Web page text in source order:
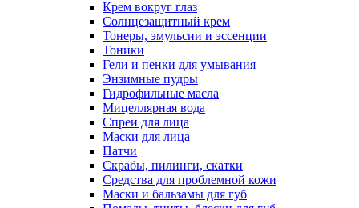
Крем вокруг глаз
Солнцезащитный крем
Тонеры, эмульсии и эссенции
Тоники
Гели и пенки для умывания
Энзимные пудры
Гидрофильные масла
Мицеллярная вода
Спреи для лица
Маски для лица
Патчи
Скрабы, пилинги, скатки
Средства для проблемной кожи
Маски и бальзамы для губ